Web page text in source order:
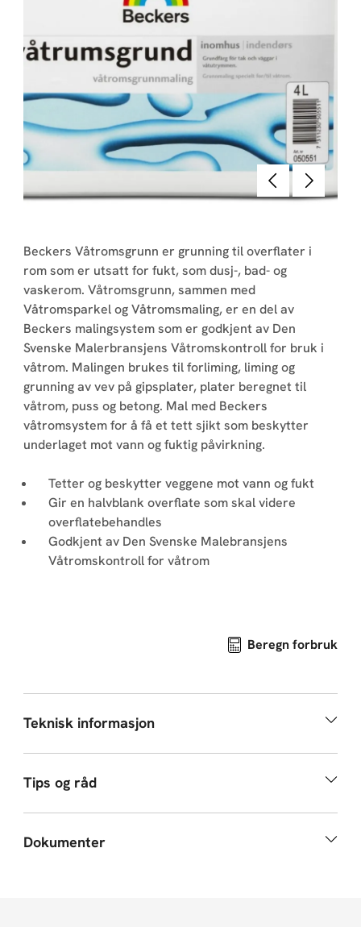
TilbakeNeste
Beckers Våtromsgrunn er grunning til overflater i
rom som er utsatt for fukt, som dusj-, bad- og
vaskerom. Våtromsgrunn, sammen med
Våtromsparkel og Våtromsmaling, er en del av
Beckers malingsystem som er godkjent av Den
Svenske Malerbransjens Våtromskontroll for bruk i
våtrom. Malingen brukes til forliming, liming og
grunning av vev på gipsplater, plater beregnet til
våtrom, puss og betong. Mal med Beckers
våtromsystem for å få et tett sjikt som beskytter
underlaget mot vann og fuktig påvirkning.
Tetter og beskytter veggene mot vann og fukt
Gir en halvblank overflate som skal videre
overflatebehandles
Godkjent av Den Svenske Malebransjens
Våtromskontroll for våtrom
Beregn forbruk
Teknisk informasjon
Tips og råd
Dokumenter